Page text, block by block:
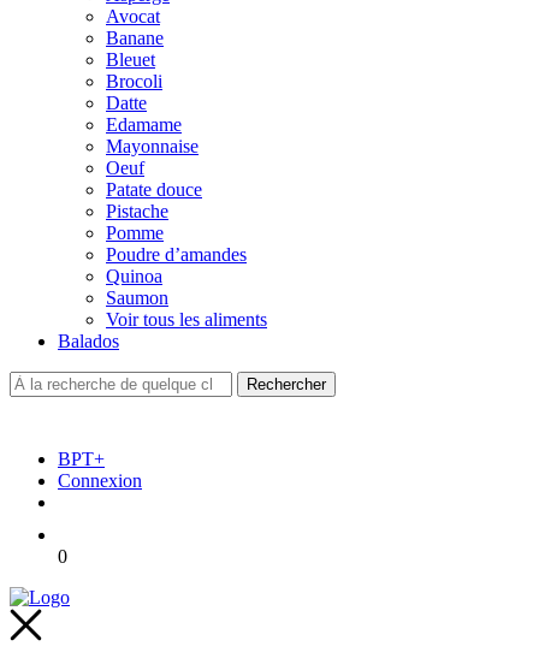
Avocat
Banane
Bleuet
Brocoli
Datte
Edamame
Mayonnaise
Oeuf
Patate douce
Pistache
Pomme
Poudre d’amandes
Quinoa
Saumon
Voir tous les aliments
Balados
BPT+
Connexion
0